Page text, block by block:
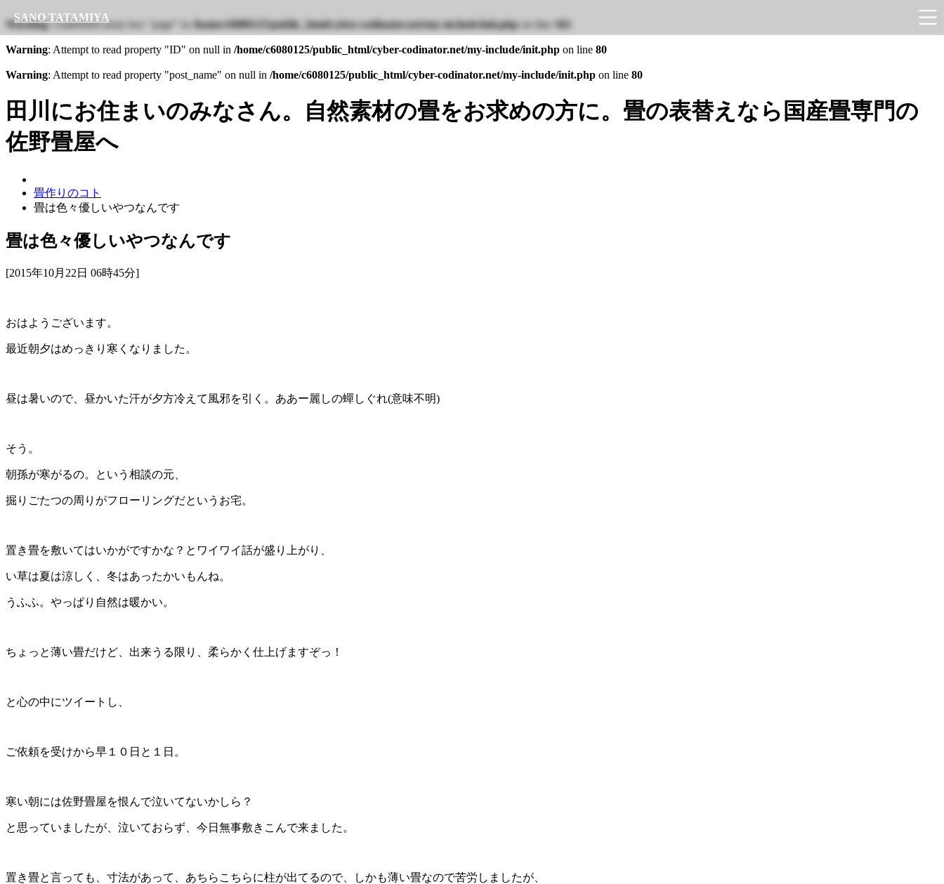
Warning: Undefined array key "page" in /home/c6080125/public_html/cyber-codinator.net/my-include/init.phpon line 102
Warning: Attempt to read property "ID" on null in /home/c6080125/public_html/cyber-codinator.net/my-include/init.php on line 80
Warning: Attempt to read property "post_name" on null in /home/c6080125/public_html/cyber-codinator.net/my-include/init.php on line 80
田川にお住まいのみなさん。自然素材の畳をお求めの方に。畳の表替えなら国産畳専門の
佐野畳屋へ
畳作りのコト
畳は色々優しいやつなんです
畳は色々優しいやつなんです
[2015年10月22日 06時45分]
おはようございます。
最近朝夕はめっきり寒くなりました。
昼は暑いので、昼かいた汗が夕方冷えて風邪を引く。ああー麗しの蟬しぐれ(意味不明)
そう。
朝孫が寒がるの。という相談の元、
掘りごたつの周りがフローリングだというお宅。
置き畳を敷いてはいかがですかな？とワイワイ話が盛り上がり、
い草は夏は涼しく、冬はあったかいもんね。
うふふ。やっぱり自然は暖かい。
ちょっと薄い畳だけど、出来うる限り、柔らかく仕上げますぞっ！
と心の中にツイートし、
ご依頼を受けから早１０日と１日。
寒い朝には佐野畳屋を恨んで泣いてないかしら？
と思っていましたが、泣いておらず、今日無事敷きこんで来ました。
置き畳と言っても、寸法があって、あちらこちらに柱が出てるので、しかも薄い畳なので苦労しましたが、
SANO TATAMIYA